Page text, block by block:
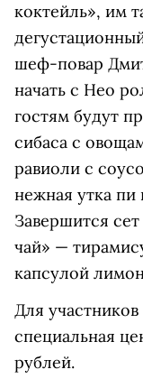
коктейль», им
шеф-повар
начать с Нео
гостям будут
сибаса с
равиоли с
нежная утка
Завершится
чай» —
капсулой
Для
специальная
рублей.